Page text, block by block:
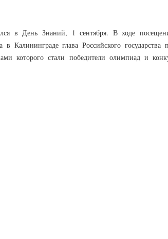
в День Знаний, 1 сентября. В ходе
в Калининграде глава Российского
которого стали победители олимпиад и